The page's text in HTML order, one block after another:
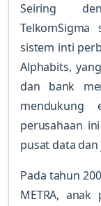
Seiring
TelkomSigma
sistem inti
Alphabits,
dan bank
mendukung
perusahaan
pusat data
Pada tahun
METRA, anak